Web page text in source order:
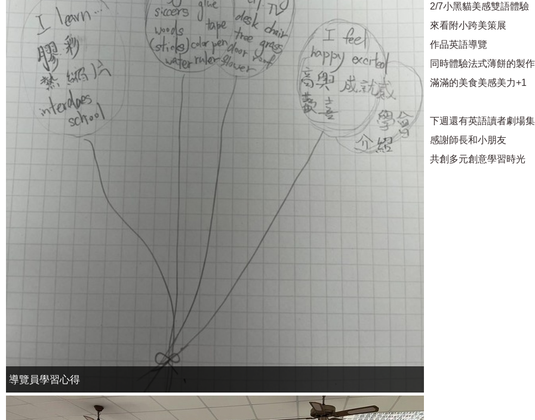
導覽員學習心得
2/7小黑貓美感雙語體驗
來看附小跨美策展
作品英語導覽
同時體驗法式薄餅的製作
滿滿的美食美感美力+1
下週還有英語讀者劇場
感謝師長和小朋友
共創多元創意學習時光